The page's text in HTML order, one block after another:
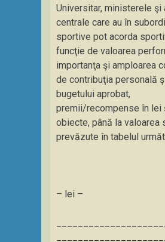
Universitar, ministerele
centrale care au în
sportive pot acorda
funcţie de valoarea
importanţa şi amploarea
de contribuţia personală
bugetului aprobat,
premii/recompense în lei
obiecte, până la valoarea
prevăzute în tabelul
– lei –